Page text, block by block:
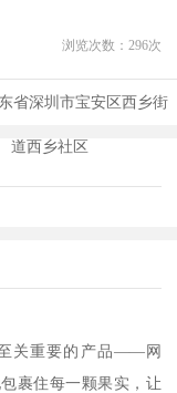
浏览次数： 296次
省深圳市宝安区西乡街
道西乡社区
关重要的产品——网
裹住每一颗果实，让